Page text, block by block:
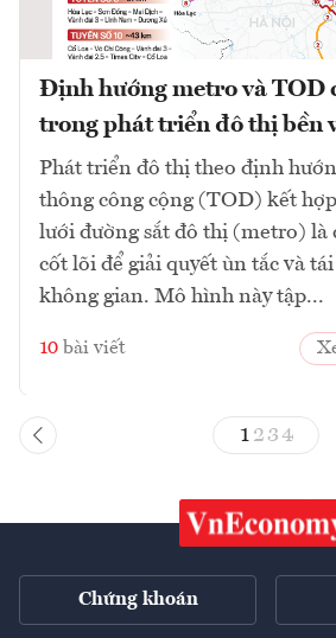
Định hướng metro và TOD
trong phát triển đô thị bền
Phát triển đô thị theo định
thông công cộng (TOD) kết
lưới đường sắt đô thị (metro) là
cốt lõi để giải quyết ùn tắc và
không gian. Mô hình này tập...
10 bài viết
1 23 4
Chứng khoán